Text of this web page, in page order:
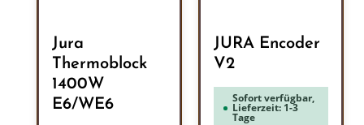
Jura
Thermoblock
1400W
E6/WE6
JURA Encoder
V2
Sofort verfügbar,
Lieferzeit: 1-3
Tage